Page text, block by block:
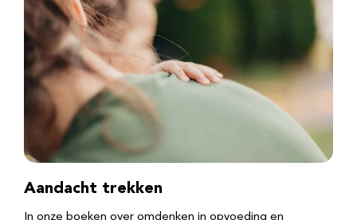
Aandacht trekken
In onze boeken over omdenken in opvoeding en